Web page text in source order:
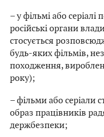
– у фільмі або
російські органи
стосується
будь-яких фільмів,
походження,
року);
– фільми або серіали
образ працівників
держбезпеки;